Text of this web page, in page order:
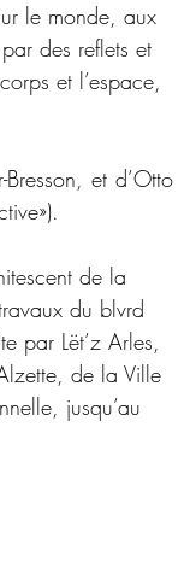
le monde, aux
des reflets et
et l’espace,
et d’Otto
de la
du blvrd
par Lët’z Arles,
de la Ville
jusqu’au